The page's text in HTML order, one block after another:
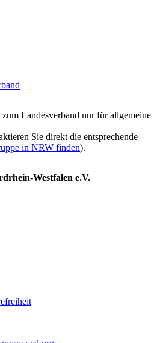
Landesverband nur für allgemeine
Sie direkt die entsprechende
in NRW finden).
Westfalen e.V.